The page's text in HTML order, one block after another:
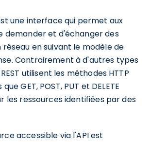
une interface qui permet aux
demander et d'échanger des
réseau en suivant le modèle de
Contrairement à d'autres types
utilisent les méthodes HTTP
GET, POST, PUT et DELETE
les ressources identifiées par des
accessible via l'API est